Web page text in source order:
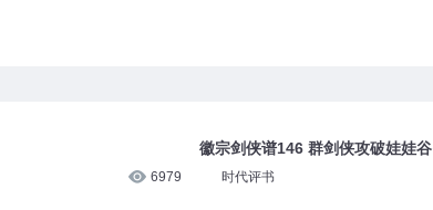
6979
徽宗剑侠谱146 群剑侠攻破娃娃谷
时代评书